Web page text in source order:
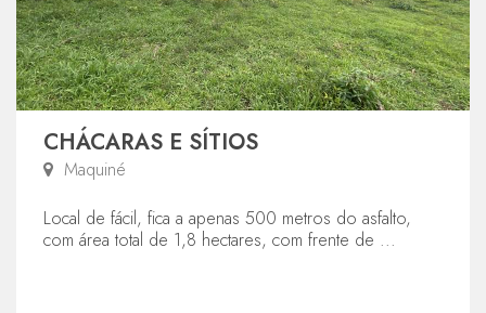
CHÁCARAS E SÍTIOS
Maquiné
Local de fácil, fica a apenas 500 metros do asfalto,
com área total de 1,8 hectares, com frente de ...